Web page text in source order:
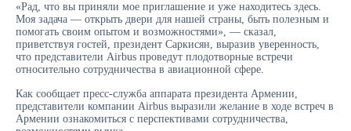
«Рад, что вы приняли мое приглашение и уже находитесь здесь.
Моя задача — открыть двери для нашей страны, быть полезным и
помогать своим опытом и возможностями», — сказал,
приветствуя гостей, президент Саркисян, выразив уверенность,
что представители Airbus проведут плодотворные встречи
относительно сотрудничества в авиационной сфере.
Как сообщает пресс-служба аппарата президента Армении,
представители компании Airbus выразили желание в ходе встреч в
Армении ознакомиться с перспективами сотрудничества,